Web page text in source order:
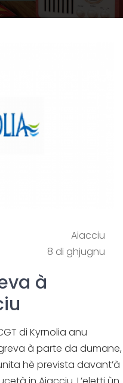
Aiacciu
8 di ghjugnu
à
di Kyrnolia anu
à parte da dumane,
hè prevista davant’à